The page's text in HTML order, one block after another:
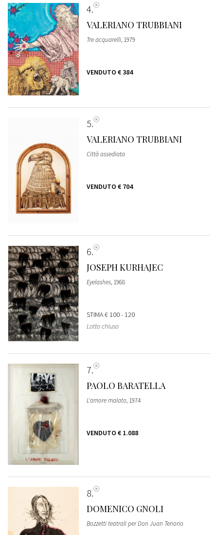
4
VALERIANO TRUBBIANI
Tre acquarelli, 1979
VENDUTO € 384
5
VALERIANO TRUBBIANI
Città assediata
VENDUTO € 704
6
JOSEPH KURHAJEC
Eyelashes, 1968
STIMA€ 100 - 120
Lotto chiuso
7
PAOLO BARATELLA
L'amore malato, 1974
VENDUTO € 1.088
8
DOMENICO GNOLI
Bozzetti teatrali per Don Juan Tenorio